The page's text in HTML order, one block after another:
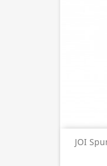
JOI